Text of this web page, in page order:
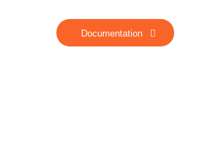
Documentation